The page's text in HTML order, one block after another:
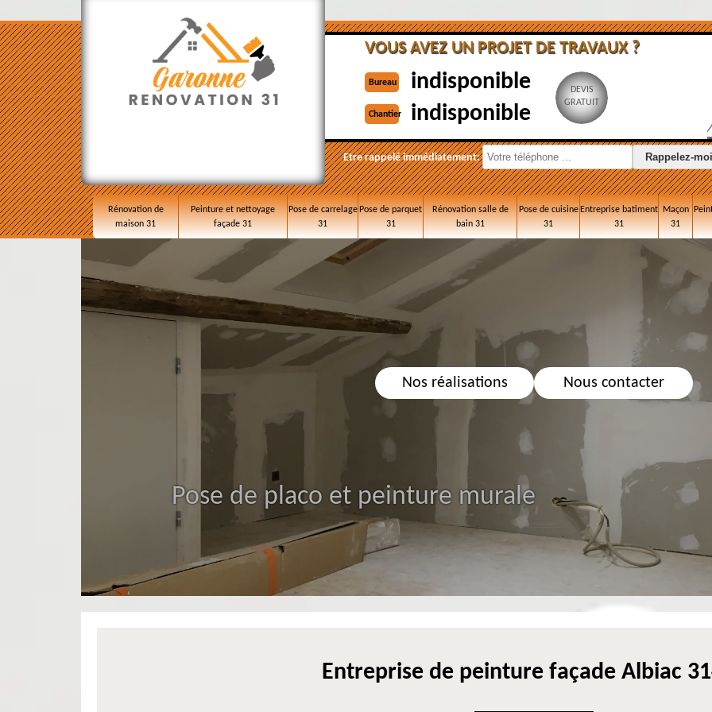
VOUS AVEZ UN PROJET DE TRAVAUX ?
Bureau indisponible
Chantier indisponible
DEVIS
GRATUIT
Etre rappelé immédiatement:
Rénovation de
maison 31
Peinture et nettoyage
façade 31
Pose de carrelage
31
Pose de parquet
31
Rénovation salle de
bain 31
Pose de cuisine
31
Entreprise batiment
31
Maçon
31
Nos réalisations Nous contacter
Pose de placo et peinture murale
Entreprise de peinture façade Albiac